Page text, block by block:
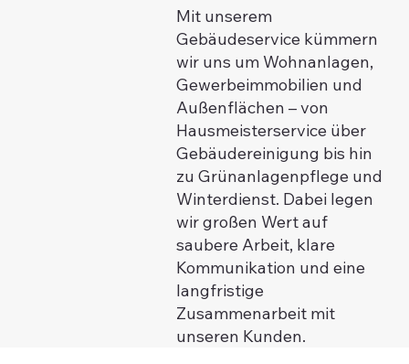
Mit unserem
Gebäudeservice kümmern
wir uns um Wohnanlagen,
Gewerbeimmobilien und
Außenflächen – von
Hausmeisterservice über
Gebäudereinigung bis hin
zu Grünanlagenpflege und
Winterdienst. Dabei legen
wir großen Wert auf
saubere Arbeit, klare
Kommunikation und eine
langfristige
Zusammenarbeit mit
unseren Kunden.